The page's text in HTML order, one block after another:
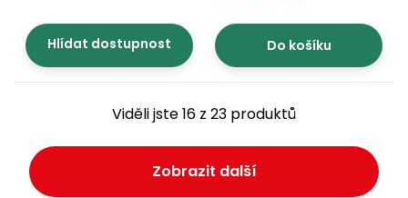
Hlídat dostupnost Do košíku
Viděli jste 16 z 23 produktů
Zobrazit další